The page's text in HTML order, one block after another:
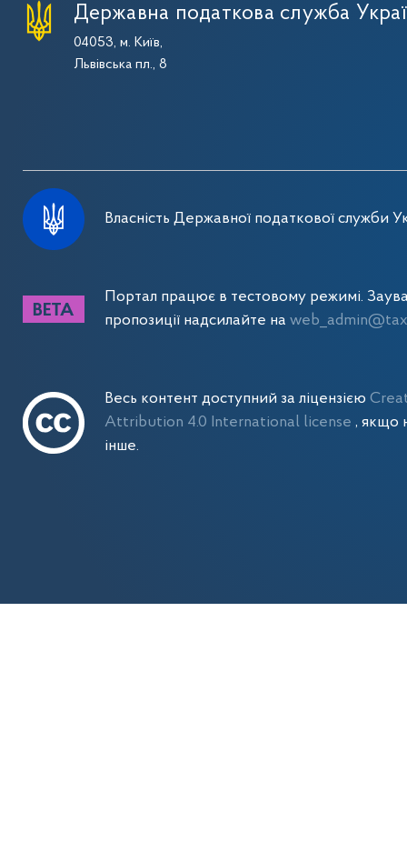
Державна податкова служба
04053, м. Київ,
Львівська пл., 8
Власність Державної податкової служби
Портал працює в тестовому режимі.
пропозиції надсилайте на
Весь контент доступний за ліцензією
Attribution 4.0 International license , якщо
інше.